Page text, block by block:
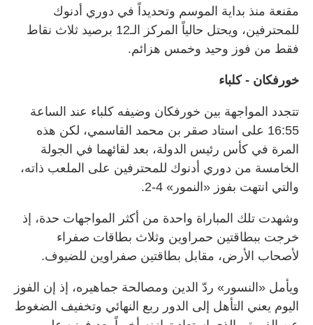
مقنعة منذ بداية الموسم وتحديداً في دوري أدنوك
للمحترفين، ويحتل حالياً المركز الـ12 برصيد ثلاث نقاط
فقط من فوز وحيد وخمس هزائم.
خورفكان - كلباء
تتجدد المواجهة بين خورفكان وضيفه كلباء عند الساعة
16:55 على استاد صقر بن محمد القاسمي، لكن هذه
المرة في كأس رئيس الدولة، بعد لقائهما في الجولة
الخامسة من دوري أدنوك للمحترفين على الملعب ذاته،
والتي انتهت بفوز «النمور» 4-2.
وشهدت تلك المباراة واحدة من أكثر المواجهات حدة، إذ
خرجت ببطاقتين حمراوين وثلاث بطاقات صفراء
لأصحاب الأرض، مقابل بطاقتين صفراوين للضيوف.
ويأمل «النسور» ردّ الدين ومصالحة جماهيره، إذ إن الفوز
اليوم يعني التأهل إلى الدور ربع النهائي وتخفيف الضغوط